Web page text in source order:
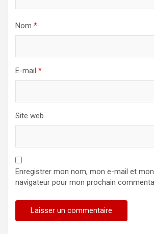
Nom *
E-mail *
Site web
Enregistrer mon nom, mon e-mail et
navigateur pour mon prochain